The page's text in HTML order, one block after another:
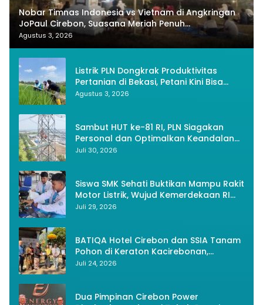
Nobar Timnas Indonesia vs Vietnam di Angkringan
JoPaul Cirebon, Suasana Meriah Penuh
Nasionalisme
Agustus 3, 2026
Listrik PLN Dongkrak Produktivitas
Pertanian di Bekasi, Petani Kini Bisa
Panen Tiga Kali Setahun
Agustus 3, 2026
Sambut HUT ke-81 RI, PLN Siagakan
Personal dan Optimalkan Keandalan
Instalasi Transmisi
Juli 30, 2026
Siswa SMK Sehati Buktikan Mampu Rakit
Motor Listrik, Wujud Kemerdekaan RI
Melalui Inovasi dan Kemandirian
Juli 29, 2026
BATIQA Hotel Cirebon dan SSIA Tanam
Pohon di Keraton Kacirebonan,
Lestarikan Budaya dan Lingkungan
Juli 24, 2026
Dua Pimpinan Cirebon Power